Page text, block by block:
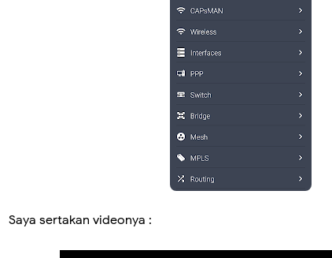
Saya sertakan videonya :